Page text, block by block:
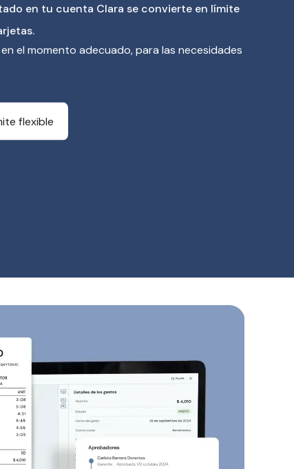
en tu cuenta Clara se convierte en límite
el momento adecuado, para las necesidades
flexible